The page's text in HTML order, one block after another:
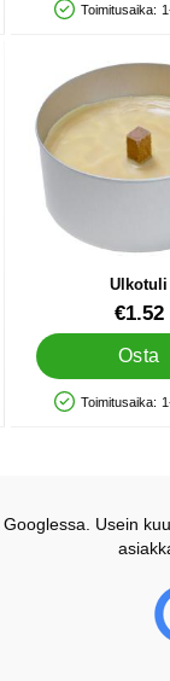
Saatavuus:
Toimitusaika:
palloa (20-25 cm)
Ulkotuli
Tuote.nro 44722€1.52
Osta
Saatavuus:
Toimitusaika:
Usein